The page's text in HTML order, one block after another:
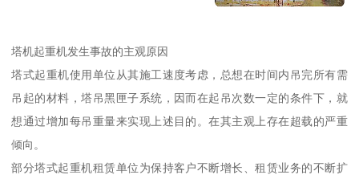
塔机起重机发生事故的主观原因
塔式起重机使用单位从其施工速度考虑，总想在时间内吊完所有需
吊起的材料，塔吊黑匣子系统，因而在起吊次数一定的条件下，就
想通过增加每吊重量来实现上述目的。在其主观上存在超载的严重
倾向。
部分塔式起重机租赁单位为保持客户不断增长、租赁业务的不断扩